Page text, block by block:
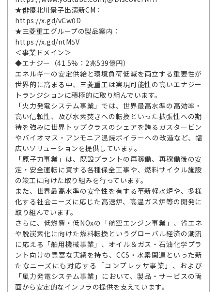
★俳優北川景子出演新CM：
https://x.gd/vCw0D
★三菱重工グループの製品案内：
https://x.gd/ntM5V
＜事業ドメイン＞
◆エナジー（41.5%：2兆539億円）
エネルギーの安定供給と環境負荷低減を両立する重要性が
世界的に高まる中、三菱重工は実現可能性の高いエナジー
トランジションに積極的に取り組んでいます。
「火力発電システム事業」では、世界最高水準の高効率・
高い信頼性、及び水素焚きへの転換といった拡張性への期
待を強みに世界トップクラスのシェアを誇るガスタービン
やバイオマス・アンモニア混焼ボイラーへの改造など、幅
広いソリューションを提供しています。
「原子力事業」は、既設プラントの再稼働、再稼働後の安
定・安全運転に資する各種保全工事や、燃料サイクル施設
の竣工に向けた取り組みを行っています。
また、世界最高水準の安全性を有する革新軽水炉や、多様
化する社会ニーズに応じた高速炉、高温ガス炉等の開発に
取り組んでいます。
さらに、低燃費・低NOxの「航空エンジン事業」、省エネ
や脱炭素化に向けた燃料転換というグローバル経済の潮流
に応える「舶用機械事業」、オイル＆ガス・石油化学プラ
ント向けの豊富な実績を持ち、CCS・水素関連といった新
たなニーズにも対応する「コンプレッサ事業」、および
「風力発電システム事業」において、製品・サービスの両
面から安定的なインフラの提供を支えています。